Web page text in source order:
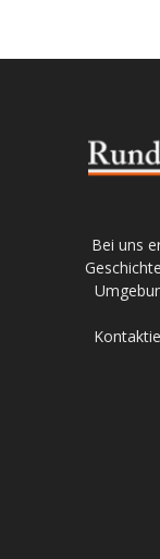
Bei uns